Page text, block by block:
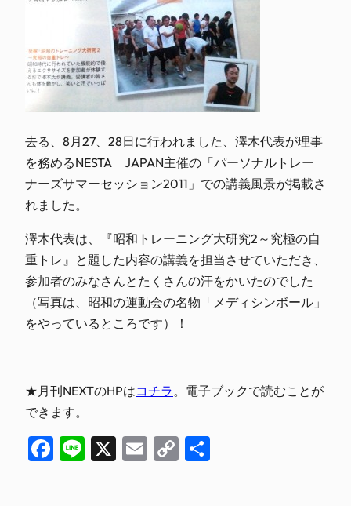
去る、8月27、28日に行われました、澤木代表が理事
を務めるNESTA JAPAN主催の「パーソナルトレー
ナーズサマーセッション2011」での講義風景が掲載さ
れました。
澤木代表は、『昭和トレーニング大研究2～究極の自
重トレ』と題した内容の講義を担当させていただき、
参加者のみなさんとたくさんの汗をかいたのでした
（写真は、昭和の運動会の名物「メディシンボール」
をやっているところです）！
★月刊NEXTのHPはコチラ。電子ブックで読むことが
できます。
Facebook
Line
X EmailCopy